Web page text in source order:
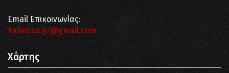
Email Επικοινωνίας:
katiousa.gr@gmail.com
Χάρτης